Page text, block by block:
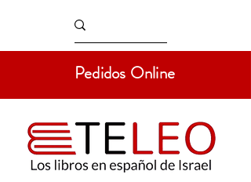
Pedidos Online